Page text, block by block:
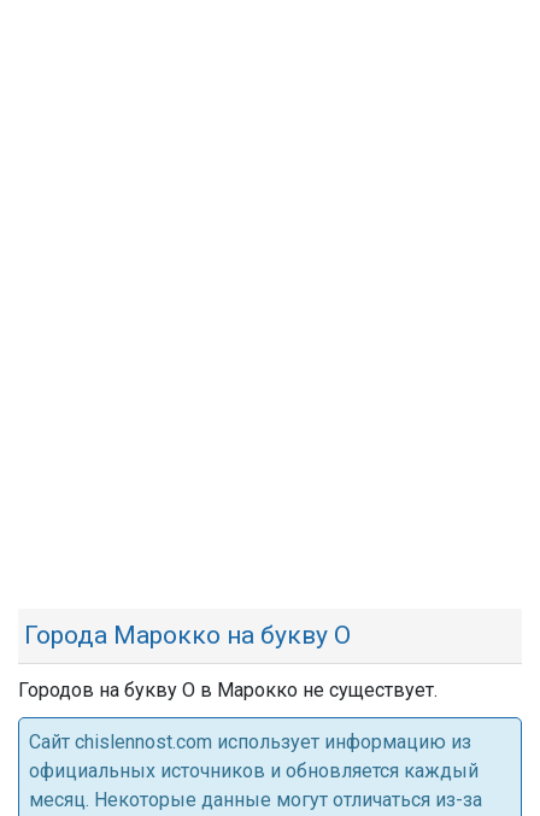
Города Марокко на букву О
Городов на букву О в Марокко не существует.
Cайт chislennost.com использует информацию из
официальных источников и обновляется каждый
месяц. Некоторые данные могут отличаться из-за